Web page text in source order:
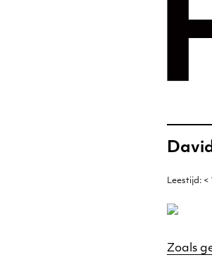
Leestijd: < 1
Zoals